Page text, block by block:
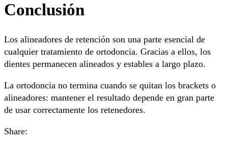
Conclusión
Los alineadores de retención son una parte esencial de
cualquier tratamiento de ortodoncia. Gracias a ellos, los
dientes permanecen alineados y estables a largo plazo.
La ortodoncia no termina cuando se quitan los brackets o
alineadores: mantener el resultado depende en gran parte
de usar correctamente los retenedores.
Share: